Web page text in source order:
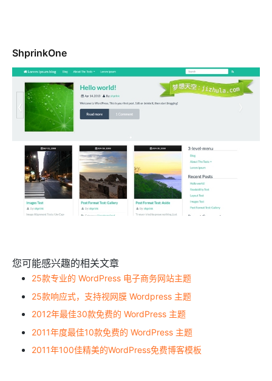
ShprinkOne
您可能感兴趣的相关文章
25款专业的 WordPress 电子商务网站主题
25款响应式，支持视网膜 Wordpress 主题
2012年最佳30款免费的 WordPress 主题
2011年度最佳10款免费的 WordPress 主题
2011年100佳精美的WordPress免费博客模板